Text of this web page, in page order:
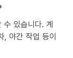
수 있습니다. 계
, 야간 작업 등이